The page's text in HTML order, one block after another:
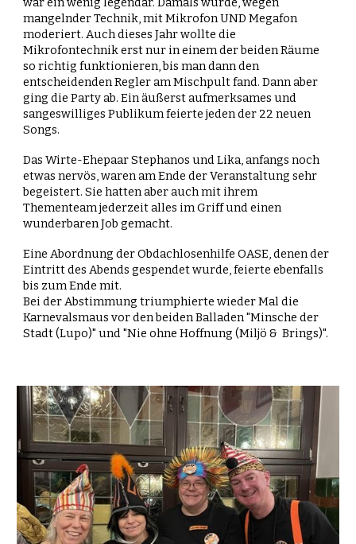
mangelnder Technik, mit Mikrofon UND Megafon
moderiert. Auch dieses Jahr wollte die
Mikrofontechnik erst nur in einem der beiden Räume
so richtig funktionieren, bis man dann den
entscheidenden Regler am Mischpult fand. Dann aber
ging die Party ab. Ein äußerst aufmerksames und
sangeswilliges Publikum feierte jeden der 22 neuen
Songs.
Das Wirte-Ehepaar Stephanos und Lika, anfangs noch
etwas nervös, waren am Ende der Veranstaltung sehr
begeistert. Sie hatten aber auch mit ihrem
Thementeam jederzeit alles im Griff und einen
wunderbaren Job gemacht.
Eine Abordnung der Obdachlosenhilfe OASE, denen der
Eintritt des Abends gespendet wurde, feierte ebenfalls
bis zum Ende mit.
Bei der Abstimmung triumphierte wieder Mal die
Karnevalsmaus vor den beiden Balladen "Minsche der
Stadt (Lupo)" und "Nie ohne Hoffnung (Miljö & Brings)".